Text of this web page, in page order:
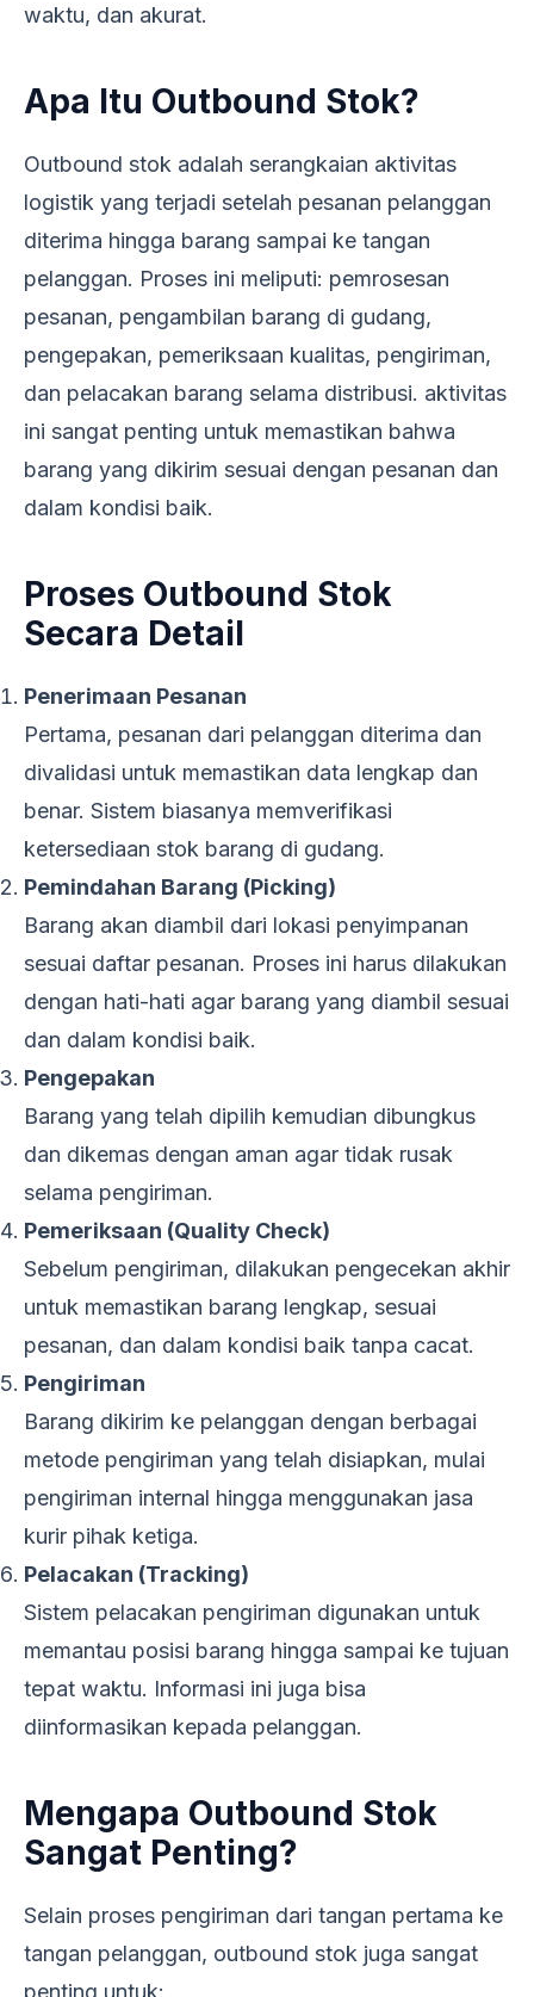
waktu, dan akurat.
Apa Itu Outbound Stok?
Outbound stok adalah serangkaian aktivitas
logistik yang terjadi setelah pesanan pelanggan
diterima hingga barang sampai ke tangan
pelanggan. Proses ini meliputi: pemrosesan
pesanan, pengambilan barang di gudang,
pengepakan, pemeriksaan kualitas, pengiriman,
dan pelacakan barang selama distribusi. aktivitas
ini sangat penting untuk memastikan bahwa
barang yang dikirim sesuai dengan pesanan dan
dalam kondisi baik.
Proses Outbound Stok
Secara Detail
Penerimaan Pesanan
Pertama, pesanan dari pelanggan diterima dan
divalidasi untuk memastikan data lengkap dan
benar. Sistem biasanya memverifikasi
ketersediaan stok barang di gudang.
Pemindahan Barang (Picking)
Barang akan diambil dari lokasi penyimpanan
sesuai daftar pesanan. Proses ini harus dilakukan
dengan hati-hati agar barang yang diambil sesuai
dan dalam kondisi baik.
Pengepakan
Barang yang telah dipilih kemudian dibungkus
dan dikemas dengan aman agar tidak rusak
selama pengiriman.
Pemeriksaan (Quality Check)
Sebelum pengiriman, dilakukan pengecekan akhir
untuk memastikan barang lengkap, sesuai
pesanan, dan dalam kondisi baik tanpa cacat.
Pengiriman
Barang dikirim ke pelanggan dengan berbagai
metode pengiriman yang telah disiapkan, mulai
pengiriman internal hingga menggunakan jasa
kurir pihak ketiga.
Pelacakan (Tracking)
Sistem pelacakan pengiriman digunakan untuk
memantau posisi barang hingga sampai ke tujuan
tepat waktu. Informasi ini juga bisa
diinformasikan kepada pelanggan.
Mengapa Outbound Stok
Sangat Penting?
Selain proses pengiriman dari tangan pertama ke
tangan pelanggan, outbound stok juga sangat
penting untuk: